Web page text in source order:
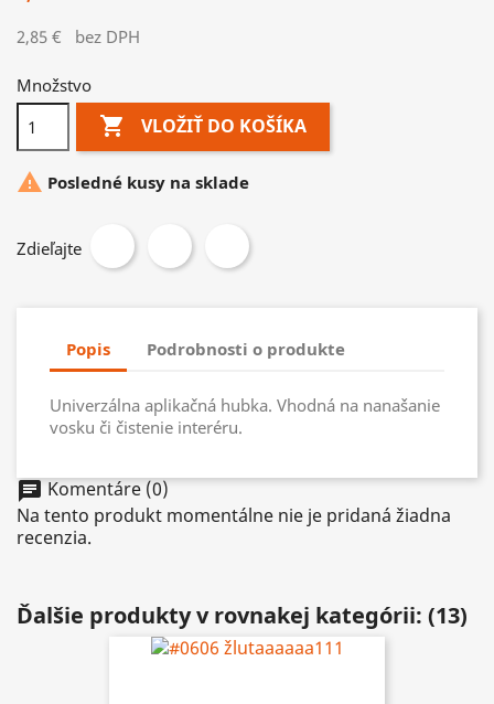
2,85 € bez DPH
Množstvo
 VLOŽIŤ DO KOŠÍKA
 Posledné kusy na sklade
Zdieľajte
Popis Podrobnosti o produkte
Univerzálna aplikačná hubka. Vhodná na nanašanie
vosku či čistenie interéru.
chat Komentáre (0)
Na tento produkt momentálne nie je pridaná žiadna
recenzia.
Ďalšie produkty v rovnakej kategórii: (13)